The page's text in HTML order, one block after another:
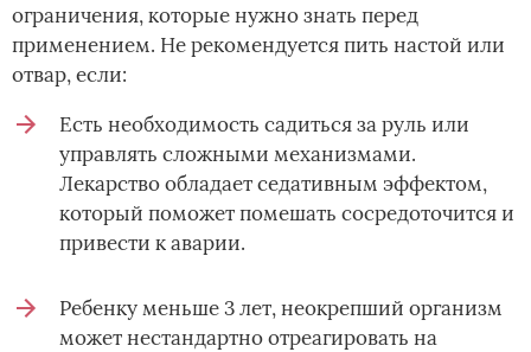
ограничения, которые нужно знать перед
применением. Не рекомендуется пить настой или
отвар, если:
Есть необходимость садиться за руль или
управлять сложными механизмами.
Лекарство обладает седативным эффектом,
который поможет помешать сосредоточится и
привести к аварии.
Ребенку меньше 3 лет, неокрепший организм
может нестандартно отреагировать на